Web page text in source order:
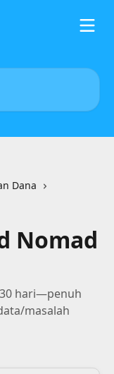
Dana
Nomad
hari—penuh
masalah